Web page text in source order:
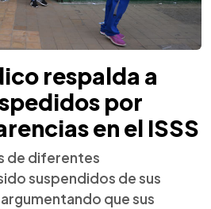
respalda a
por
en el ISSS
de diferentes
suspendidos de sus
que sus